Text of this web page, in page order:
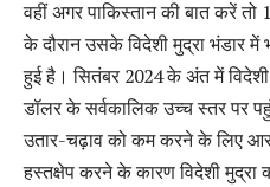
वहीं अगर पाकिस्तान की बात करें तो
के दौरान उसके विदेशी मुद्रा भंडार में
हुई है। सितंबर 2024 के अंत में
डॉलर के सर्वकालिक उच्च स्तर पर
उतार-चढ़ाव को कम करने के लिए
हस्तक्षेप करने के कारण विदेशी मुद्रा